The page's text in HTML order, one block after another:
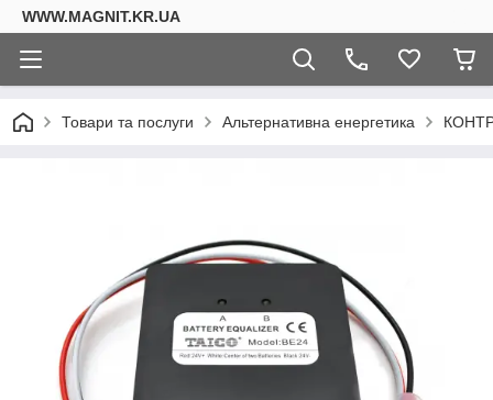
WWW.MAGNIT.KR.UA
Товари та послуги Альтернативна енергетика